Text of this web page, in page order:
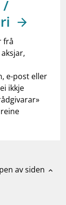
/
frå
e-post eller
ikkje
av siden expand_less